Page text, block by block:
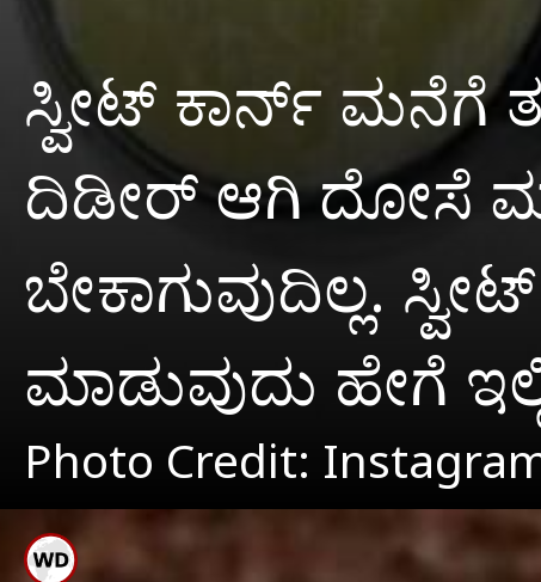
ಸ್ವೀಟ್ ಕಾರ್ನ್ ಮನೆಗೆ
ದಿಡೀರ್ ಆಗಿ ದೋಸೆ
ಬೇಕಾಗುವುದಿಲ್ಲ.
ಮಾಡುವುದು ಹೇಗೆ
Photo Credit: